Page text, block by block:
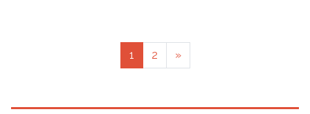
Posts navigation
1 2 »